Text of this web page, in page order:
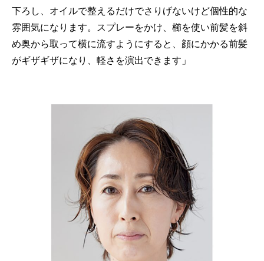
下ろし、オイルで整えるだけでさりげないけど個性的な
雰囲気になります。スプレーをかけ、櫛を使い前髪を斜
め奥から取って横に流すようにすると、顔にかかる前髪
がギザギザになり、軽さを演出できます」